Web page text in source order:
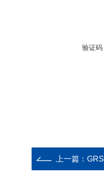
验证码
上一篇：